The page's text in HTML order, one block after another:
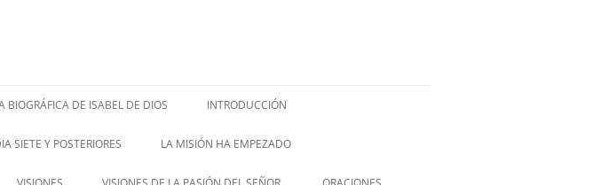
BIOGRÁFICA DE ISABEL DE DIOS
BIOGRAPHY
INTRODUCCIÓN
SIETE Y POSTERIORES LA MISIÓN HA EMPEZADO
– ENGLISH –